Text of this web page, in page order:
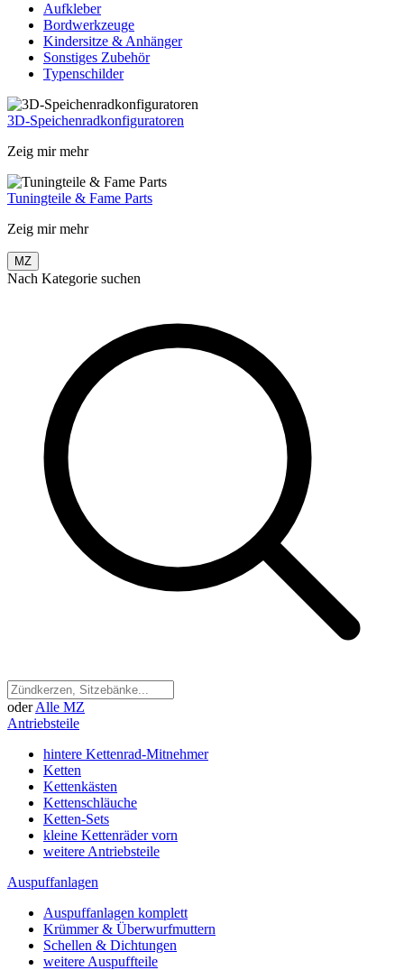
Aufkleber
Bordwerkzeuge
Kindersitze & Anhänger
Sonstiges Zubehör
Typenschilder
3D-Speichenradkonfiguratoren
Zeig mir mehr
Tuningteile & Fame Parts
Zeig mir mehr
MZ
Nach Kategorie suchen
oder Alle MZ
Antriebsteile
hintere Kettenrad-Mitnehmer
Ketten
Kettenkästen
Kettenschläuche
Ketten-Sets
kleine Kettenräder vorn
weitere Antriebsteile
Auspuffanlagen
Auspuffanlagen komplett
Krümmer & Überwurfmuttern
Schellen & Dichtungen
weitere Auspuffteile